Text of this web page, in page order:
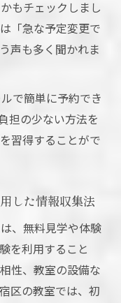
もチェックしまし
「急な予定変更で
声も多く聞かれま
で簡単に予約でき
担の少ない方法を
習得することがで
した情報収集法
、無料見学や体験
を利用すること
性、教室の設備な
区の教室では、初